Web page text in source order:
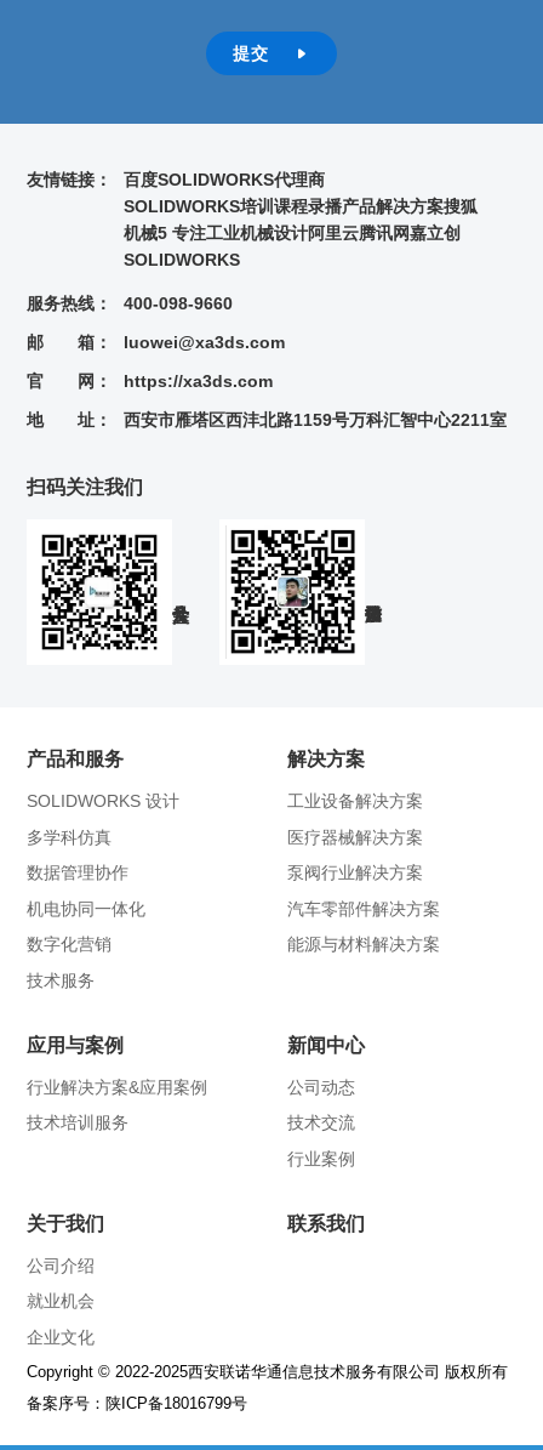
提交 
友情链接： 百度SOLIDWORKS代理商
SOLIDWORKS培训课程录播产品解决方案搜狐
机械5 专注工业机械设计阿里云腾讯网嘉立创
SOLIDWORKS
服务热线：
400-098-9660
邮 箱：
luowei@xa3ds.com
官 网：
https://xa3ds.com
地 址：
西安市雁塔区西沣北路1159号万科汇智中心2211室
扫码关注我们
产品和服务
SOLIDWORKS 设计
多学科仿真
数据管理协作
机电协同一体化
数字化营销
技术服务
解决方案
工业设备解决方案
医疗器械解决方案
泵阀行业解决方案
汽车零部件解决方案
能源与材料解决方案
应用与案例
行业解决方案&应用案例
技术培训服务
新闻中心
公司动态
技术交流
行业案例
关于我们
公司介绍
就业机会
企业文化
联系我们
Copyright © 2022-2025西安联诺华通信息技术服务有限公司 版权所有
备案序号：陕ICP备18016799号